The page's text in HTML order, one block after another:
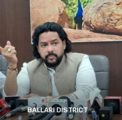
BALLARI DISTRICT